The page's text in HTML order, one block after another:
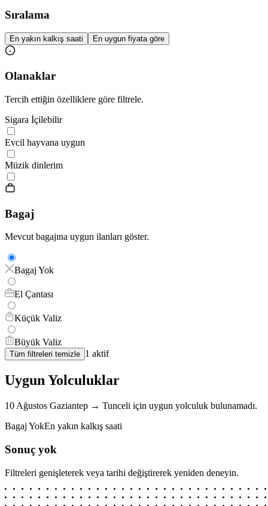
Sıralama
En yakın kalkış saati En uygun fiyata göre
Olanaklar
Tercih ettiğin özelliklere göre filtrele.
Sigara İçilebilir
Evcil hayvana uygun
Müzik dinlerim
Bagaj
Mevcut bagajına uygun ilanları göster.
Bagaj Yok
El Çantası
Küçük Valiz
Büyük Valiz
Tüm filtreleri temizle 1 aktif
Uygun Yolculuklar
10 Ağustos Gaziantep → Tunceli için uygun yolculuk bulunamadı.
Bagaj YokEn yakın kalkış saati
Sonuç yok
Filtreleri genişleterek veya tarihi değiştirerek yeniden deneyin.